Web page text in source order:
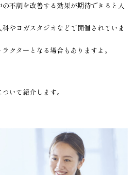
不調を改善する効果が期待できると人
やヨガスタジオなどで開催されていま
クターとなる場合もありますよ。
いて紹介します。